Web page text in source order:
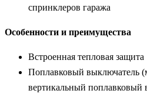
спринклеров гаража
Особенности и преимущества
Встроенная тепловая защита
Поплавковый выключатель
вертикальный поплавковый